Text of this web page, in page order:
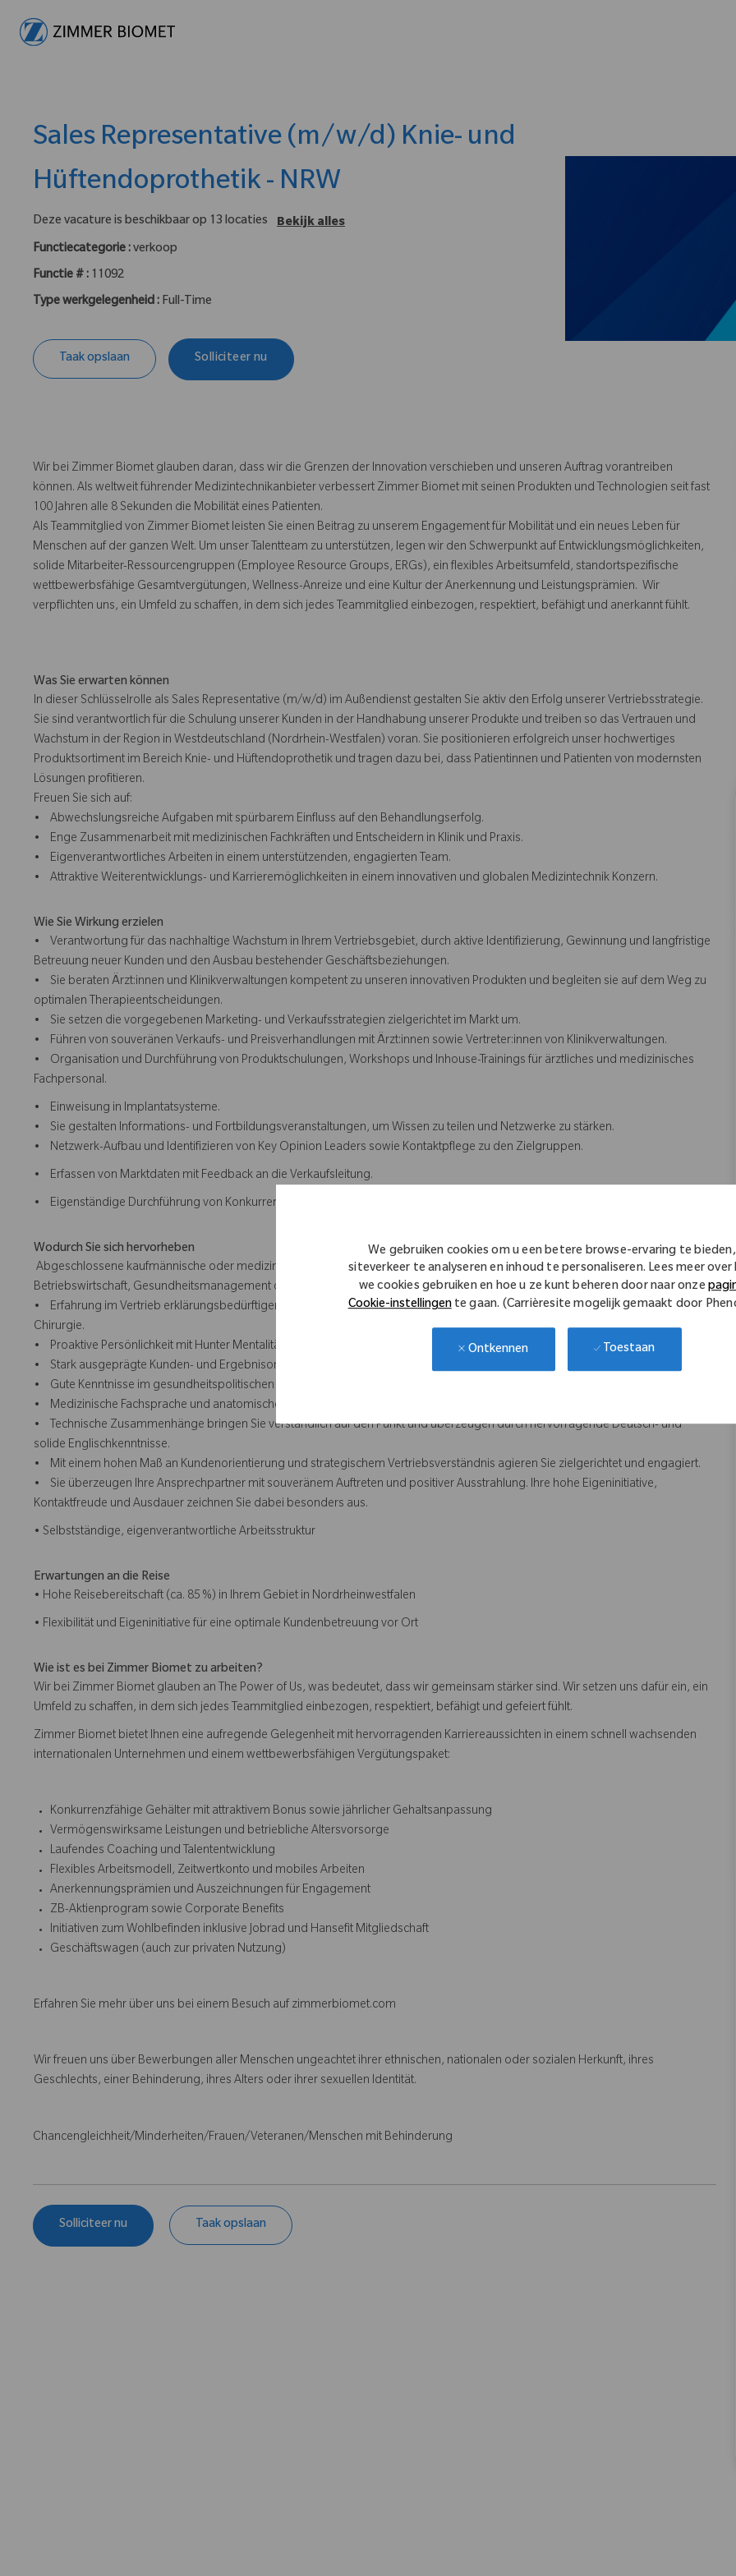
We gebruiken cookies om u een betere browse-ervaring te bieden,
siteverkeer te analyseren en inhoud te personaliseren. Lees meer over
we cookies gebruiken en hoe u ze kunt beheren door naar onze
Cookie-instellingente gaan. (Carrièresite mogelijk gemaakt door
Ontkennen Toestaan
Sales Representative (m/w/d) Knie- und
Hüftendoprothetik - NRW
Deze vacature is beschikbaar op 13 locaties
Bekijk alles
Functiecategorie :verkoop
Functie # : 11092
Type werkgelegenheid : Full-Time
Taak opslaan Solliciteer nu
Wir bei Zimmer Biomet glauben daran, dass wir die Grenzen der Innovation verschieben und unseren Auftrag vorantreiben
können. Als weltweit führender Medizintechnikanbieter verbessert Zimmer Biomet mit seinen Produkten und Technologien seit fast
100 Jahren alle 8 Sekunden die Mobilität eines Patienten.
Als Teammitglied von Zimmer Biomet leisten Sie einen Beitrag zu unserem Engagement für Mobilität und ein neues Leben für
Menschen auf der ganzen Welt. Um unser Talentteam zu unterstützen, legen wir den Schwerpunkt auf Entwicklungsmöglichkeiten,
solide Mitarbeiter-Ressourcengruppen (Employee Resource Groups, ERGs), ein flexibles Arbeitsumfeld, standortspezifische
wettbewerbsfähige Gesamtvergütungen, Wellness-Anreize und eine Kultur der Anerkennung und Leistungsprämien. Wir
verpflichten uns, ein Umfeld zu schaffen, in dem sich jedes Teammitglied einbezogen, respektiert, befähigt und anerkannt fühlt.
Was Sie erwarten können
In dieser Schlüsselrolle als Sales Representative (m/w/d) im Außendienst gestalten Sie aktiv den Erfolg unserer Vertriebsstrategie.
Sie sind verantwortlich für die Schulung unserer Kunden in der Handhabung unserer Produkte und treiben so das Vertrauen und
Wachstum in der Region in Westdeutschland (Nordrhein-Westfalen) voran. Sie positionieren erfolgreich unser hochwertiges
Produktsortiment im Bereich Knie- und Hüftendoprothetik und tragen dazu bei, dass Patientinnen und Patienten von modernsten
Lösungen profitieren.
Freuen Sie sich auf:
• Abwechslungsreiche Aufgaben mit spürbarem Einfluss auf den Behandlungserfolg.
• Enge Zusammenarbeit mit medizinischen Fachkräften und Entscheidern in Klinik und Praxis.
• Eigenverantwortliches Arbeiten in einem unterstützenden, engagierten Team.
• Attraktive Weiterentwicklungs- und Karrieremöglichkeiten in einem innovativen und globalen Medizintechnik Konzern.
Wie Sie Wirkung erzielen
• Verantwortung für das nachhaltige Wachstum in Ihrem Vertriebsgebiet, durch aktive Identifizierung, Gewinnung und langfristige
Betreuung neuer Kunden und den Ausbau bestehender Geschäftsbeziehungen.
• Sie beraten Ärzt:innen und Klinikverwaltungen kompetent zu unseren innovativen Produkten und begleiten sie auf dem Weg zu
optimalen Therapieentscheidungen.
• Sie setzen die vorgegebenen Marketing- und Verkaufsstrategien zielgerichtet im Markt um.
• Führen von souveränen Verkaufs- und Preisverhandlungen mit Ärzt:innen sowie Vertreter:innen von Klinikverwaltungen.
• Organisation und Durchführung von Produktschulungen, Workshops und Inhouse-Trainings für ärztliches und medizinisches
Fachpersonal.
• Einweisung in Implantatsysteme.
• Sie gestalten Informations- und Fortbildungsveranstaltungen, um Wissen zu teilen und Netzwerke zu stärken.
• Netzwerk-Aufbau und Identifizieren von Key Opinion Leaders sowie Kontaktpflege zu den Zielgruppen.
• Erfassen von Marktdaten mit Feedback an die Verkaufsleitung.
• Eigenständige Durchführung von Konkurrenz- und Marktanalysen sowie Teilnahme an Kongressen und Klinikveranstaltungen.
Wodurch Sie sich hervorheben
Abgeschlossene kaufmännische oder medizinisch-technische Ausbildung, alternativ ein Hochschulabschluss (z. B. in
Betriebswirtschaft, Gesundheitsmanagement oder einem vergleichbaren Fachgebiet).
• Erfahrung im Vertrieb erklärungsbedürftiger Produkte, vorzugsweise in der Orthopädie (Knie- und Hüftendoprothetik) oder
Chirurgie.
• Proaktive Persönlichkeit mit Hunter Mentalität.
• Stark ausgeprägte Kunden- und Ergebnisorientierung sowie Verhandlungsgeschick.
• Gute Kenntnisse im gesundheitspolitischen Umfeld (z.B. über DRGs) oder Erfahrung im Klinikgeschäft.
• Medizinische Fachsprache und anatomische Grundkenntnisse in der Orthopädie wünschenswert.
• Technische Zusammenhänge bringen Sie verständlich auf den Punkt und überzeugen durch hervorragende Deutsch- und
solide Englischkenntnisse.
• Mit einem hohen Maß an Kundenorientierung und strategischem Vertriebsverständnis agieren Sie zielgerichtet und engagiert.
• Sie überzeugen Ihre Ansprechpartner mit souveränem Auftreten und positiver Ausstrahlung. Ihre hohe Eigeninitiative,
Kontaktfreude und Ausdauer zeichnen Sie dabei besonders aus.
• Selbstständige, eigenverantwortliche Arbeitsstruktur
Erwartungen an die Reise
• Hohe Reisebereitschaft (ca. 85 %) in Ihrem Gebiet in Nordrheinwestfalen
• Flexibilität und Eigeninitiative für eine optimale Kundenbetreuung vor Ort
Wie ist es bei Zimmer Biomet zu arbeiten?
Wir bei Zimmer Biomet glauben an The Power of Us, was bedeutet, dass wir gemeinsam stärker sind. Wir setzen uns dafür ein, ein
Umfeld zu schaffen, in dem sich jedes Teammitglied einbezogen, respektiert, befähigt und gefeiert fühlt.
Zimmer Biomet bietet Ihnen eine aufregende Gelegenheit mit hervorragenden Karriereaussichten in einem schnell wachsenden
internationalen Unternehmen und einem wettbewerbsfähigen Vergütungspaket:
Konkurrenzfähige Gehälter mit attraktivem Bonus sowie jährlicher Gehaltsanpassung
Vermögenswirksame Leistungen und betriebliche Altersvorsorge
Laufendes Coaching und Talententwicklung
Flexibles Arbeitsmodell, Zeitwertkonto und mobiles Arbeiten
Anerkennungsprämien und Auszeichnungen für Engagement
ZB-Aktienprogram sowie Corporate Benefits
Initiativen zum Wohlbefinden inklusive Jobrad und Hansefit Mitgliedschaft
Geschäftswagen (auch zur privaten Nutzung)
Erfahren Sie mehr über uns bei einem Besuch auf zimmerbiomet.com
Wir freuen uns über Bewerbungen aller Menschen ungeachtet ihrer ethnischen, nationalen oder sozialen Herkunft, ihres
Geschlechts, einer Behinderung, ihres Alters oder ihrer sexuellen Identität.
Chancengleichheit/Minderheiten/Frauen/Veteranen/Menschen mit Behinderung
Solliciteer nu Taak opslaan